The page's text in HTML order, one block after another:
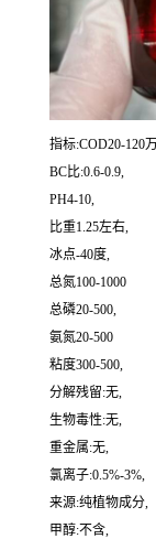
指标:COD20-120
BC比:0.6-0.9,
PH4-10,
比重1.25左右,
冰点-40度,
总氮100-1000
总磷20-500,
氨氮20-500
粘度300-500,
分解残留:无,
生物毒性:无,
重金属:无,
氯离子:0.5%-3%,
来源:纯植物成分,
甲醇:不含,